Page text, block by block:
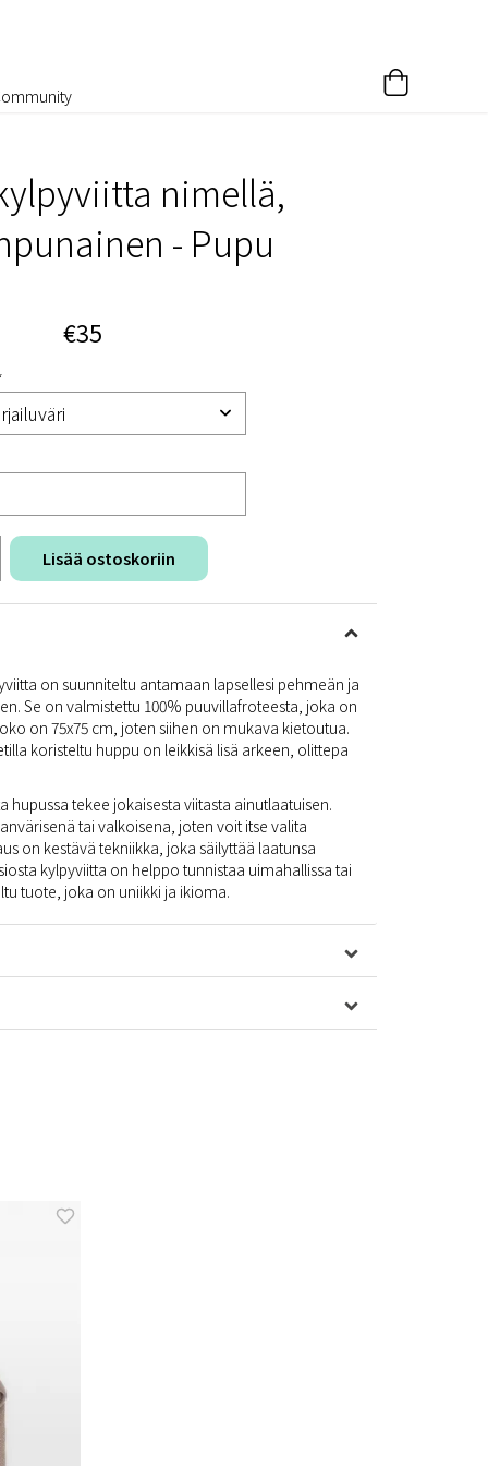
nimellä,
- Pupu
€35
Lisää ostoskoriin
on suunniteltu antamaan lapsellesi pehmeän ja
Se on valmistettu 100% puuvillafroteesta, joka on
on 75x75 cm, joten siihen on mukava kietoutua.
koristeltu huppu on leikkisä lisä arkeen, olittepa
tekee jokaisesta viitasta ainutlaatuisen.
tai valkoisena, joten voit itse valita
on kestävä tekniikka, joka säilyttää laatunsa
kylpyviitta on helppo tunnistaa uimahallissa tai
tuote, joka on uniikki ja ikioma.